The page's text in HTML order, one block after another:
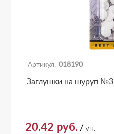
Артикул: 018190
Заглушки на шуруп
20.42 руб. / уп.